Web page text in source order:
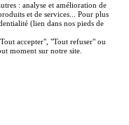
: analyse et amélioration de
et de services... Pour plus
(lien dans nos pieds de
accepter", "Tout refuser" ou
moment sur notre site.